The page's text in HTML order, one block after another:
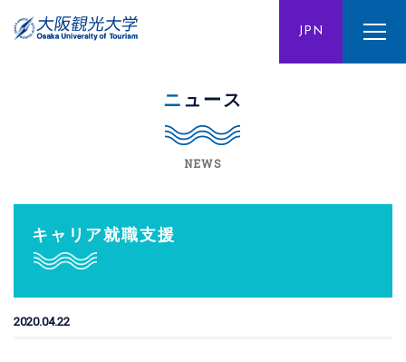
JPN
ENG CHN
ニュース
NEWS
キャリア就職支援
2020.04.22